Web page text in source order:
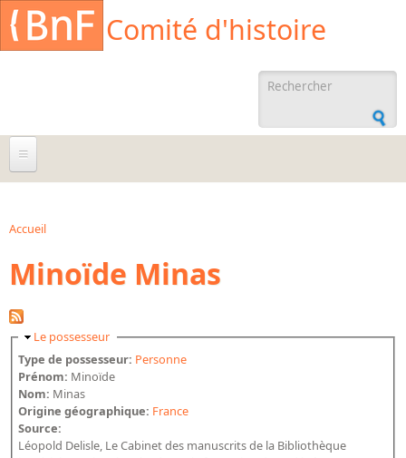
Aller au contenu principal
Comité d'histoire
recherche
À propos
Agenda
Ressources documentaires
Archives orales
Bibliographies
Bibliographie sur la BnF
Bibliographie historique de la Bibliothèque nationale de
France
Accueil
Minoïde Minas
Masquer
Le possesseur
Type de possesseur: Personne
Prénom: Minoïde
Nom: Minas
Origine géographique: France
Source:
Léopold Delisle, Le Cabinet des manuscrits de la Bibliothèque
Cookies management panel